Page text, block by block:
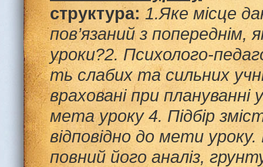
структура: 1.Яке місце
пов’язаний з попереднім,
уроки?2. Психолого-
ть слабих тасильних уч
враховані при плануванні
мета уроку 4. Підбір
відповідно до мети уроку.
повний його аналіз,